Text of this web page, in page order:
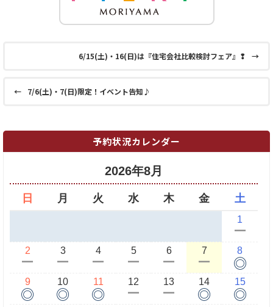
6/15(土)・16(日)は『住宅会社比較検討フェア』❢ →
← 7/6(土)・7(日)限定！イベント告知♪
予約状況カレンダー
2026年8月
日 月 火 水 木 金 土
1
ー
2
ー
3
ー
4
ー
5
ー
6
ー
7
ー
8
◎
9
◎
10
◎
11
◎
12
ー
13
ー
14
◎
15
◎